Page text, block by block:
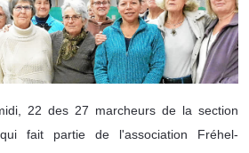
22 des 27 marcheurs de la section
fait partie de l'association Fréhel-